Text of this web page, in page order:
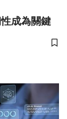
成為關鍵
儲